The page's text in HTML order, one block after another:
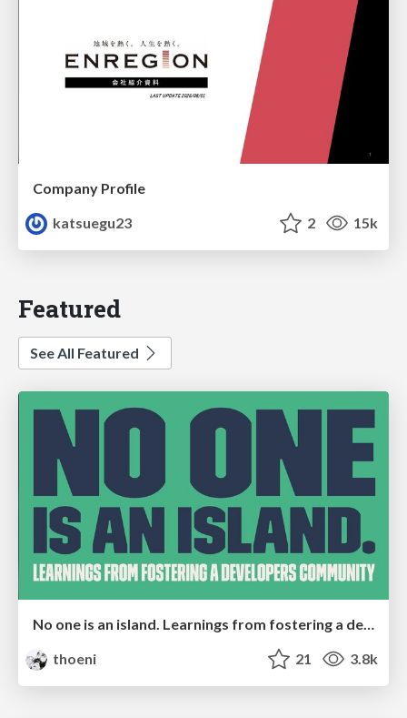
Company Profile
katsuegu23
2 15k
Featured
See All Featured
No one is an island. Learnings from fostering a developers community.
thoeni
21 3.8k